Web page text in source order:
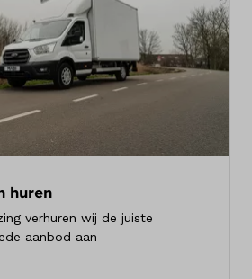
huren
verhuren wij de juiste
aanbod aan